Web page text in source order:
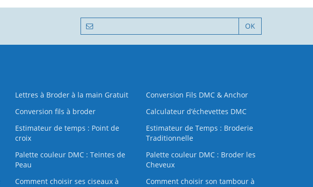
OK
Lettres à Broder à la main Gratuit
Conversion Fils DMC & Anchor
Conversion fils à broder
Calculateur d’échevettes DMC
Estimateur de temps : Point de
croix
Estimateur de Temps : Broderie
Traditionnelle
Palette couleur DMC : Teintes de
Peau
Palette couleur DMC : Broder les
Cheveux
Comment choisir ses ciseaux à
Comment choisir son tambour à